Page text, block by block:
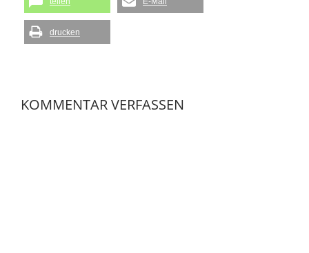
drucken
KOMMENTAR VERFASSEN